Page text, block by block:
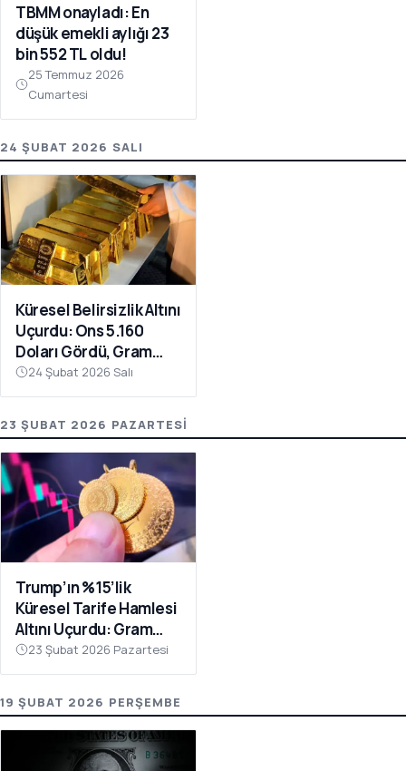
TBMM onayladı: En
düşük emekli aylığı 23
bin 552 TL oldu!
25 Temmuz 2026
Cumartesi
24 ŞUBAT 2026 SALI
Küresel Belirsizlik Altını
Uçurdu: Ons 5.160
Doları Gördü, Gram
Altın 8 Bin TL’ye
Koşuyor
24 Şubat 2026 Salı
23 ŞUBAT 2026 PAZARTESI
Trump’ın %15’lik
Küresel Tarife Hamlesi
Altını Uçurdu: Gram
Altında 7.800 TL Sinyali
23 Şubat 2026 Pazartesi
19 ŞUBAT 2026 PERŞEMBE